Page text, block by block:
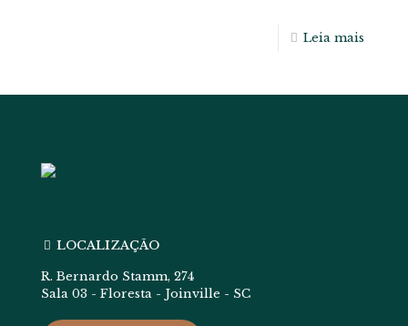
Leia mais
LOCALIZAÇÃO
R. Bernardo Stamm, 274
Sala 03 - Floresta - Joinville - SC